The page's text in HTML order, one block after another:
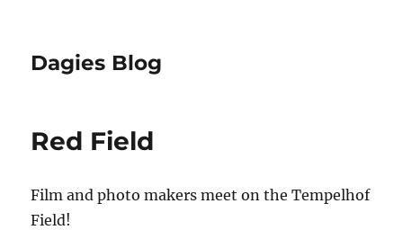
Dagies Blog
Red Field
Film and photo makers meet on the Tempelhof
Field!